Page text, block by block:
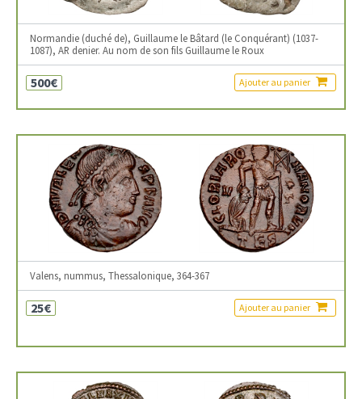
Normandie (duché de), Guillaume le Bâtard (le Conquérant) (1037-
1087), AR denier. Au nom de son fils Guillaume le Roux
500€ Ajouter au panier
Valens, nummus, Thessalonique, 364-367
25€ Ajouter au panier